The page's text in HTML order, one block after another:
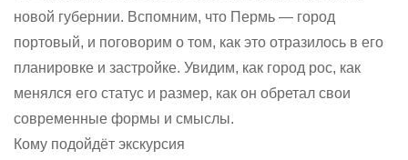
новой губернии. Вспомним, что Пермь — город
портовый, и поговорим о том, как это отразилось в его
планировке и застройке. Увидим, как город рос, как
менялся его статус и размер, как он обретал свои
современные формы и смыслы.
Кому подойдёт экскурсия